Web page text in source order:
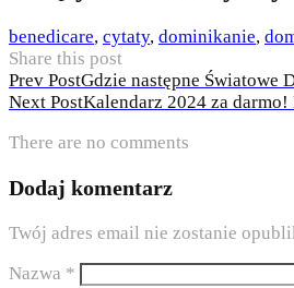
benedicare, cytaty, dominikanie,
Share this post
Nawigacja
wpisu
Prev PostGdzie następne Światowe
Next PostKalendarz 2024 za
There are no comments
Dodaj komentarz
Twój adres email nie zostanie
Nazwa *